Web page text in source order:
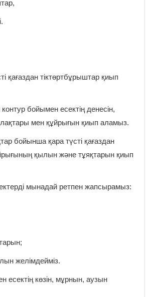
қағаздан тіктөртбұрыштар қиып
контур бойымен есектің денесін,
мен құйрығын қиып аламыз.
бойынша қара түсті қағаздан
қылын және тұяқтарын қиып
мынадай ретпен жапсырамыз:
желімдейміз.
есектің көзін, мұрнын, аузын